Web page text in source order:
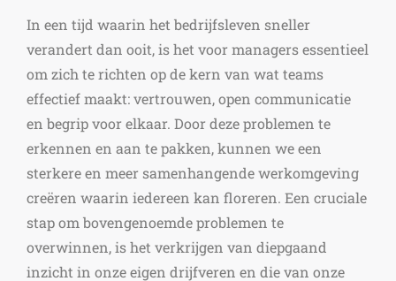
In een tijd waarin het bedrijfsleven sneller
verandert dan ooit, is het voor managers essentieel
om zich te richten op de kern van wat teams
effectief maakt: vertrouwen, open communicatie
en begrip voor elkaar. Door deze problemen te
erkennen en aan te pakken, kunnen we een
sterkere en meer samenhangende werkomgeving
creëren waarin iedereen kan floreren. Een cruciale
stap om bovengenoemde problemen te
overwinnen, is het verkrijgen van diepgaand
inzicht in onze eigen drijfveren en die van onze